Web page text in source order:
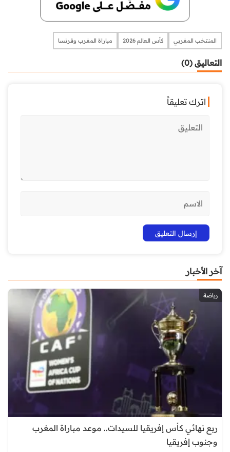
المنتخب المغربي كأس العالم 2026 مباراة المغرب وفرنسا
التعاليق (0)
اترك تعليقاً
آخر الأخبار
رياضة
ربع نهائي كأس إفريقيا للسيدات.. موعد مباراة المغرب
وجنوب إفريقيا